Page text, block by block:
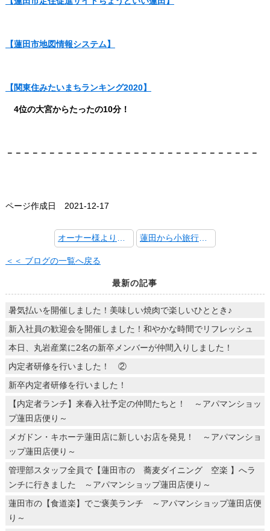
【蓮田市地図情報システム】
【関東住みたいまちランキング2020】
4位の大宮からたったの10分！
－－－－－－－－－－－－－－－－－－－－－－－－－－－－－－
ページ作成日 2021-12-17
オーナー様より蓮田産の大根と青梗菜を頂きました 蓮田から小旅行 ～まかいの牧場～
＜＜ ブログの一覧へ戻る
最新の記事
暑気払いを開催しました！美味しい焼肉で楽しいひととき♪
新入社員の歓迎会を開催しました！和やかな時間でリフレッシュ
本日、丸岩産業に2名の新卒メンバーが仲間入りしました！
内定者研修を行いました！ ②
新卒内定者研修を行いました！
【内定者ランチ】来春入社予定の仲間たちと！ ～アパマンショッ
プ蓮田店便り～
メガドン・キホーテ蓮田店に新しいお店を発見！ ～アパマンショ
ップ蓮田店便り～
管理部スタッフ全員で【蓮田市の 蕎麦ダイニング 空楽 】へラ
ンチに行きました ～アパマンショップ蓮田店便り～
蓮田市の【食道楽】でご褒美ランチ ～アパマンショップ蓮田店便
り～